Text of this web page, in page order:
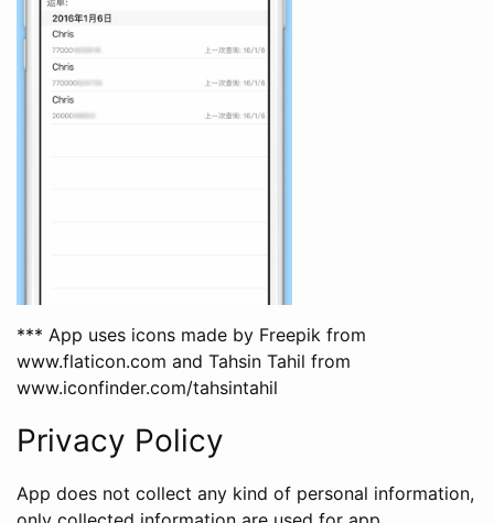
*** App uses icons made by Freepik from
www.flaticon.com and Tahsin Tahil from
www.iconfinder.com/tahsintahil
Privacy Policy
App does not collect any kind of personal information,